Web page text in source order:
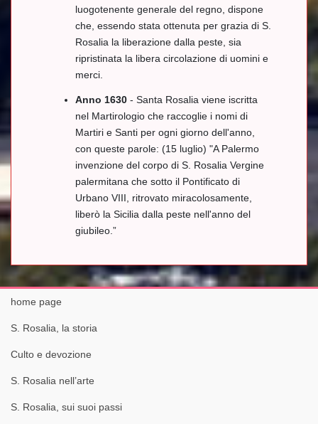
luogotenente generale del regno, dispone
che, essendo stata ottenuta per grazia di S.
Rosalia la liberazione dalla peste, sia
ripristinata la libera circolazione di uomini e
merci.
Anno 1630 - Santa Rosalia viene iscritta
nel Martirologio che raccoglie i nomi di
Martiri e Santi per ogni giorno dell'anno,
con queste parole: (15 luglio) "A Palermo
invenzione del corpo di S. Rosalia Vergine
palermitana che sotto il Pontificato di
Urbano VIII, ritrovato miracolosamente,
liberò la Sicilia dalla peste nell'anno del
giubileo.”
home page
S. Rosalia, la storia
Culto e devozione
S. Rosalia nell’arte
S. Rosalia, sui suoi passi